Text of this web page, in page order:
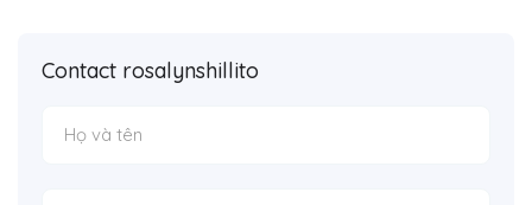
Contact rosalynshillito